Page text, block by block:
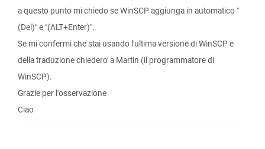
a questo punto mi chiedo se WinSCP aggiunga in automatico "
(Del)" e "(ALT+Enter)".
Se mi confermi che stai usando l'ultima versione di WinSCP e
della traduzione chiedero' a Martin (il programmatore di
WinSCP).
Grazie per l'osservazione
Ciao